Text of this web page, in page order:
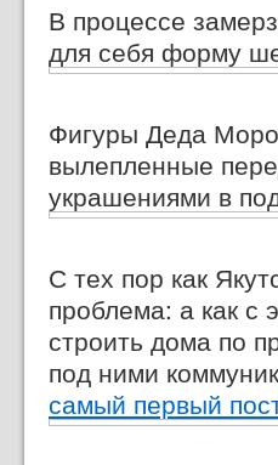
В процессе
для себя форму
Фигуры Деда
вылепленные
украшениями в
С тех пор как
проблема: а как с
строить дома по
под ними
самый первый